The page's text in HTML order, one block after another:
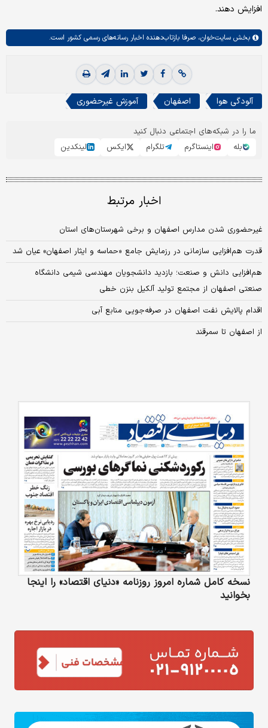
افزایش دهند.
بخش سایت‌خوان، صرفا بازتاب‌دهنده اخبار رسانه‌های رسمی کشور است.
آلودگی هوا اصفهان آموزش غیرحضوری
ما را در شبکه‌های اجتماعی دنبال کنید
بله
اینستاگرم تلگرام ایکس لینکدین
اخبار مرتبط
غیرحضوری شدن مدارس اصفهان و برخی شهرستان‌های استان
قدرت هم‌افزایی سازمانی در رزمایش جامع «حماسه و ایثار اصفهان» عیان شد
هم‌افزایی دانش و صنعت؛ بازدید دانشجویان مهندسی شیمی دانشگاه
صنعتی اصفهان از مجتمع تولید آلکیل بنزن خطی
اقدام پالایش نفت اصفهان در صرفه‌جویی منابع آبی
از اصفهان تا سمرقند
نسخه کامل شماره امروز روزنامه «دنیای‌ اقتصاد» را اینجا
بخوانید